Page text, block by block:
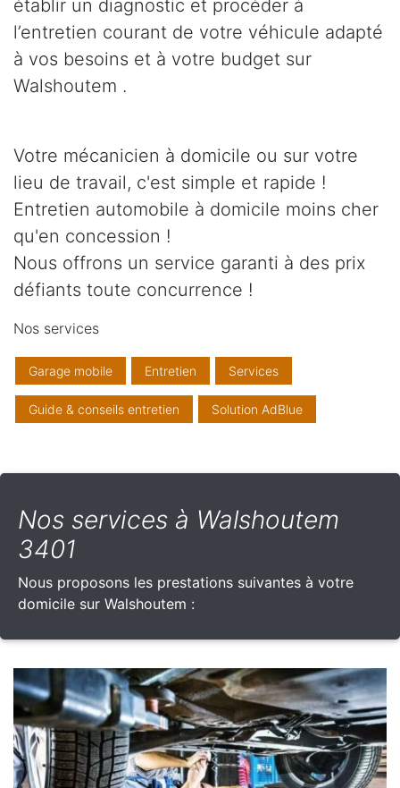
établir un diagnostic et procéder à
l’entretien courant de votre véhicule adapté
à vos besoins et à votre budget sur
Walshoutem .
Votre mécanicien à domicile ou sur votre
lieu de travail, c'est simple et rapide !
Entretien automobile à domicile moins cher
qu'en concession !
Nous offrons un service garanti à des prix
défiants toute concurrence !
Nos services
Garage mobile Entretien Services
Guide & conseils entretien Solution AdBlue
Nos services à Walshoutem
3401
Nous proposons les prestations suivantes à votre
domicile sur Walshoutem :